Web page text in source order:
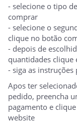
- selecione o tipo
comprar
- selecione o
clique no botão
- depois de
quantidades clique
- siga as instruções
Apos ter
pedido, preencha
pagamento e
website